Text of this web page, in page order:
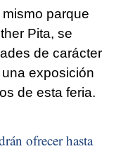
parque
Pita, se
de carácter
exposición
de esta feria.
ofrecer hasta